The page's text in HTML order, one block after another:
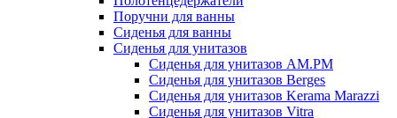
Поручни для ванны
Сиденья для ванны
Сиденья для унитазов
Сиденья для унитазов AM.PM
Сиденья для унитазов Berges
Сиденья для унитазов Kerama Marazzi
Сиденья для унитазов Vitra